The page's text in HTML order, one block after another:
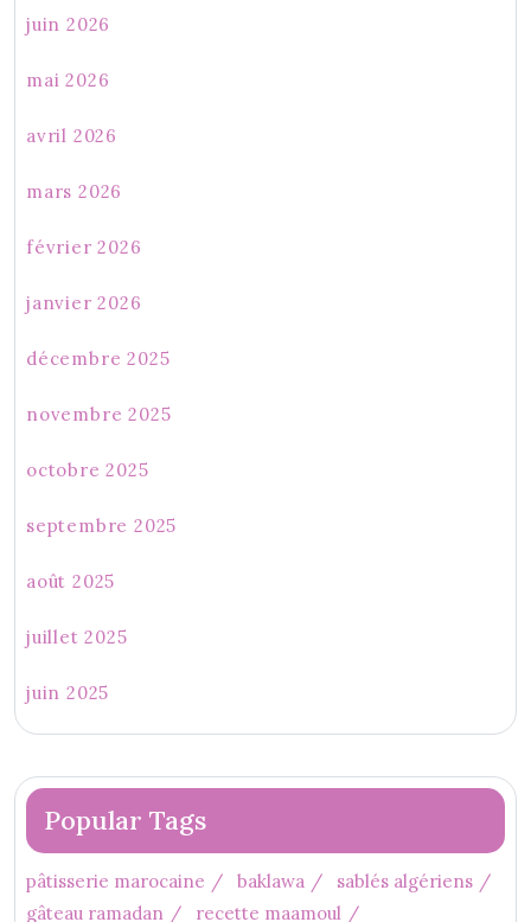
juin 2026
mai 2026
avril 2026
mars 2026
février 2026
janvier 2026
décembre 2025
novembre 2025
octobre 2025
septembre 2025
août 2025
juillet 2025
juin 2025
Popular Tags
pâtisserie marocaine baklawa
sablés algériens
gâteau ramadan
recette maamoul